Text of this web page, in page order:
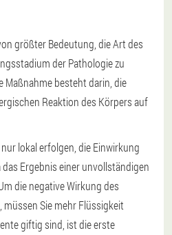
größter Bedeutung, die Art des
der Pathologie zu
Maßnahme besteht darin, die
Reaktion des Körpers auf
lokal erfolgen, die Einwirkung
Ergebnis einer unvollständigen
die negative Wirkung des
Sie mehr Flüssigkeit
giftig sind, ist die erste